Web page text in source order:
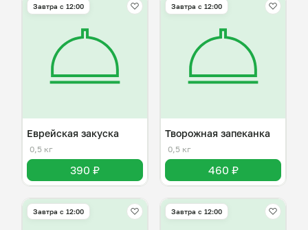
Завтра c 12:00
Еврейская закуска
0,5 кг
390 ₽
Завтра c 12:00
Творожная запеканка
0,5 кг
460 ₽
Завтра c 12:00 Завтра c 12:00